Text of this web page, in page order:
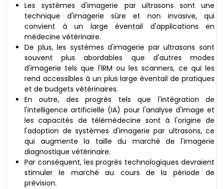
Les systèmes d'imagerie par ultrasons sont une
technique d'imagerie sûre et non invasive, qui
convient à un large éventail d'applications en
médecine vétérinaire.
De plus, les systèmes d'imagerie par ultrasons sont
souvent plus abordables que d'autres modes
d'imagerie tels que l'IRM ou les scanners, ce qui les
rend accessibles à un plus large éventail de pratiques
et de budgets vétérinaires.
En outre, des progrès tels que l'intégration de
l'intelligence artificielle (IA) pour l'analyse d'image et
les capacités de télémédecine sont à l'origine de
l'adoption de systèmes d'imagerie par ultrasons, ce
qui augmente la taille du marché de l'imagerie
diagnostique vétérinaire.
Par conséquent, les progrès technologiques devraient
stimuler le marché au cours de la période de
prévision.